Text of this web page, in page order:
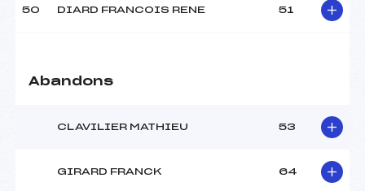
50 DIARD FRANCOIS RENE 51
Abandons
CLAVILIER MATHIEU 53
GIRARD FRANCK 64